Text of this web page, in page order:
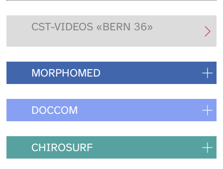
CST-VIDEOS «BERN 36»
MORPHOMED
DOCCOM
CHIROSURF